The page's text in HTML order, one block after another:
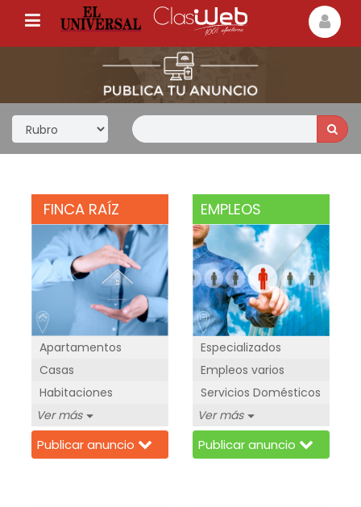
FINCA RAÍZ
Apartamentos
Casas
Habitaciones
Ver más
Publicar anuncio
EMPLEOS
Especializados
Empleos varios
Servicios Domésticos
Ver más
Publicar anuncio